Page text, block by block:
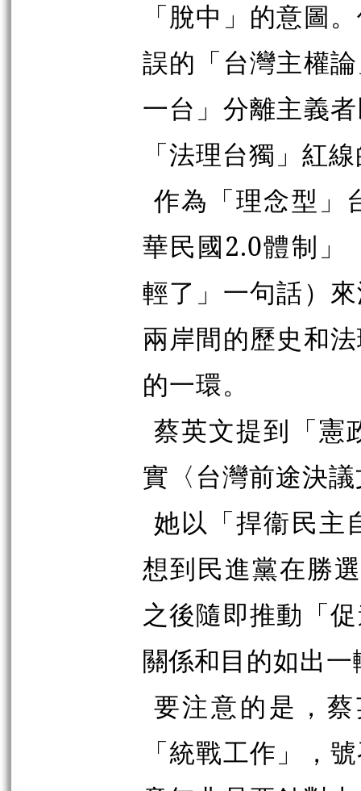
「脫中」的意圖
誤的「台灣主權
一台」分離主義
「法理台獨」紅
作為「理念型」
華民國2.0體制」
輕了」一句話）
兩岸間的歷史和
的一環。
蔡英文提到「憲
實〈台灣前途決
她以「捍衞民主
想到民進黨在勝
之後隨即推動「
關係和目的如出
要注意的是，
「統戰工作」，